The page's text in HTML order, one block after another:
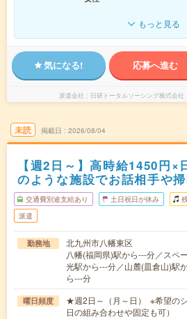
もっと見る
気になる! 応募へ進む
派遣会社 日研トータルソーシング株式会
未読 掲載日 2026/08/04
【週2日～】高時給1450円
のような施設でお話相手や
交通費別途支給あり 土日祝日が休み
派遣
勤務地
北九州市八幡東区
八幡(福岡県)駅から---分／スペ
光駅から---分／山麓(皿倉山)駅
ら---分
曜日頻度
★週2日～（月～日） ※希望の
日の組み合わせや固定も可）